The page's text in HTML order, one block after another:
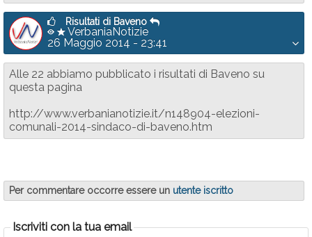
Risultati di Baveno
VerbaniaNotizie
26 Maggio 2014 - 23:41
Alle 22 abbiamo pubblicato i risultati di Baveno su
questa pagina
http://www.verbanianotizie.it/n148904-elezioni-
comunali-2014-sindaco-di-baveno.htm
Per commentare occorre essere un utente iscritto
Iscriviti con la tua email